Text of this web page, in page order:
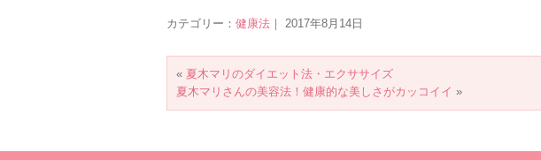
カテゴリー： 健康法 ｜ 2017年8月14日
« 夏木マリのダイエット法・エクササイズ
夏木マリさんの美容法！健康的な美しさがカッコイイ »